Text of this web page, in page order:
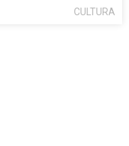
CULTURA